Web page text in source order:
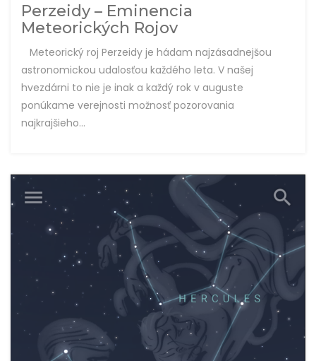
Perzeidy – Eminencia
Meteorických Rojov
Meteorický roj Perzeidy je hádam najzásadnejšou
astronomickou udalosťou každého leta. V našej
hvezdárni to nie je inak a každý rok v auguste
ponúkame verejnosti možnosť pozorovania
najkrajšieho...